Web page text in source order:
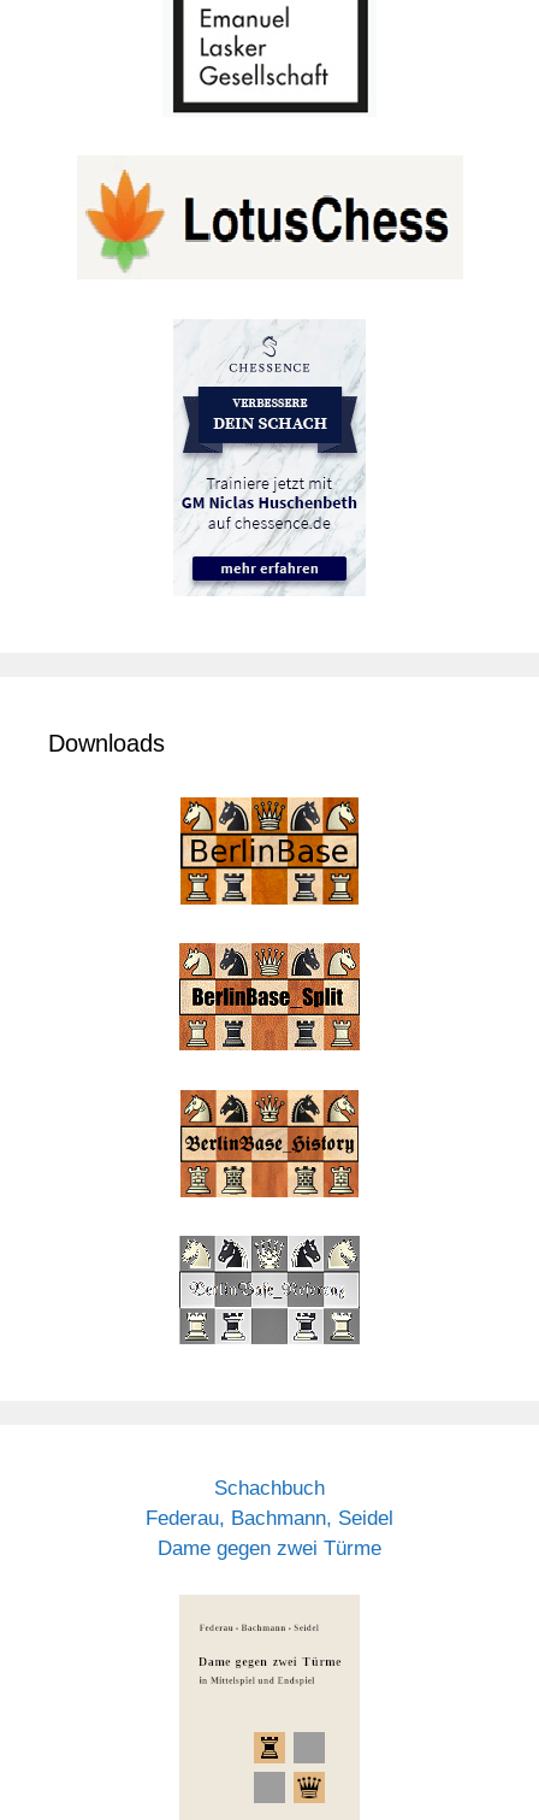
Downloads
Schachbuch
Federau, Bachmann, Seidel
Dame gegen zwei Türme